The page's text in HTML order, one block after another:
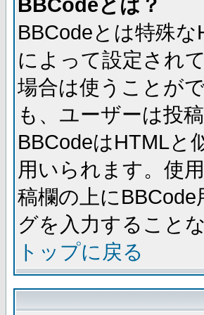
BBCodeとは？
BBCodeとは特殊
によって設定され
場合は使うことが
も、ユーザーは投
BBCodeはHTMLと
用いられます。使
稿欄の上に
グを入力すること
トップに戻る